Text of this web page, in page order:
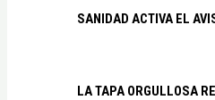
SANIDAD ACTIVA EL
LA TAPA ORGULLOSA